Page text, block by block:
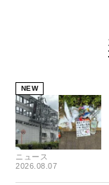
NEW
ニュース
2026.08.07